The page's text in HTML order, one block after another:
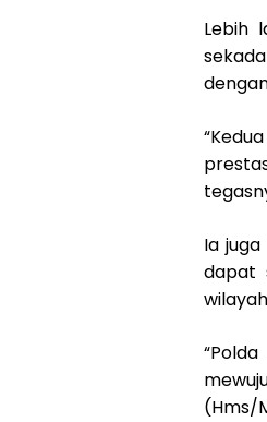
Lebih
Ia
dapat
(Hms/